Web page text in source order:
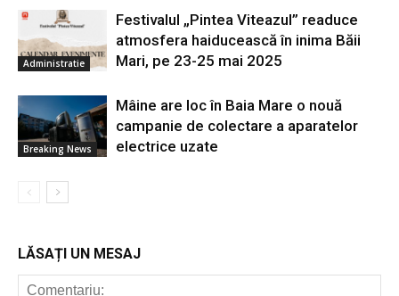
Administratie
Festivalul „Pintea Viteazul” readuce
atmosfera haiducească în inima Băii
Mari, pe 23-25 mai 2025
Breaking News
Mâine are loc în Baia Mare o nouă
campanie de colectare a aparatelor
electrice uzate
LĂSAȚI UN MESAJ